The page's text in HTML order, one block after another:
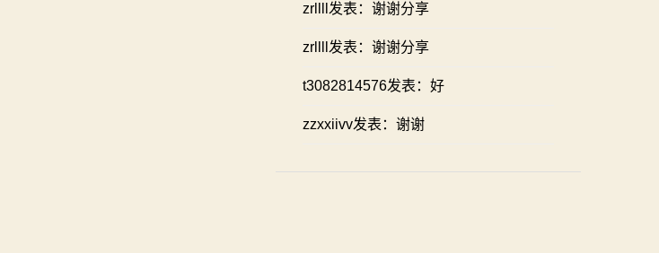
zrllll发表：谢谢分享
zrllll发表：谢谢分享
t3082814576发表：好
zzxxiivv发表：谢谢